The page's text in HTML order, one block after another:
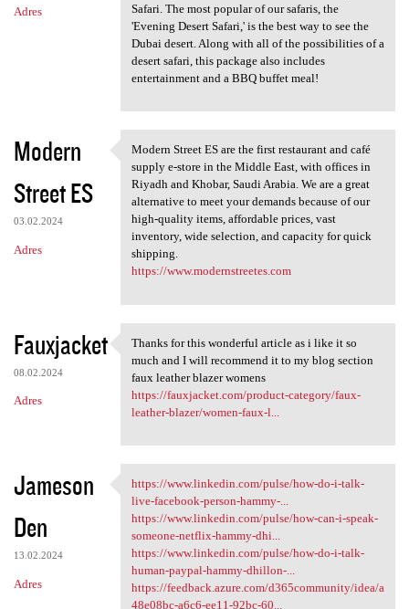
Adres
Safari. The most popular of our safaris, the
'Evening Desert Safari,' is the best way to see the
Dubai desert. Along with all of the possibilities of a
desert safari, this package also includes
entertainment and a BBQ buffet meal!
Modern
Street ES
03.02.2024
Adres
Modern Street ES are the
Modern Street ES are the first restaurant and café
supply e-store in the Middle East, with offices in
Riyadh and Khobar, Saudi Arabia. We are a great
alternative to meet your demands because of our
high-quality items, affordable prices, vast
inventory, wide selection, and capacity for quick
shipping.
https://www.modernstreetes.com
Fauxjacket
08.02.2024
Adres
Thanks for this wonderful
Thanks for this wonderful article as i like it so
much and I will recommend it to my blog section
faux leather blazer womens
https://fauxjacket.com/product-category/faux-
leather-blazer/women-faux-l...
Jameson
Den
13.02.2024
Adres
https://www.linkedin.com
https://www.linkedin.com/pulse/how-do-i-talk-
live-facebook-person-hammy-...
https://www.linkedin.com/pulse/how-can-i-speak-
someone-netflix-hammy-dhi...
https://www.linkedin.com/pulse/how-do-i-talk-
human-paypal-hammy-dhillon-...
https://feedback.azure.com/d365community/idea/a
48e08bc-a6c6-ee11-92bc-60...